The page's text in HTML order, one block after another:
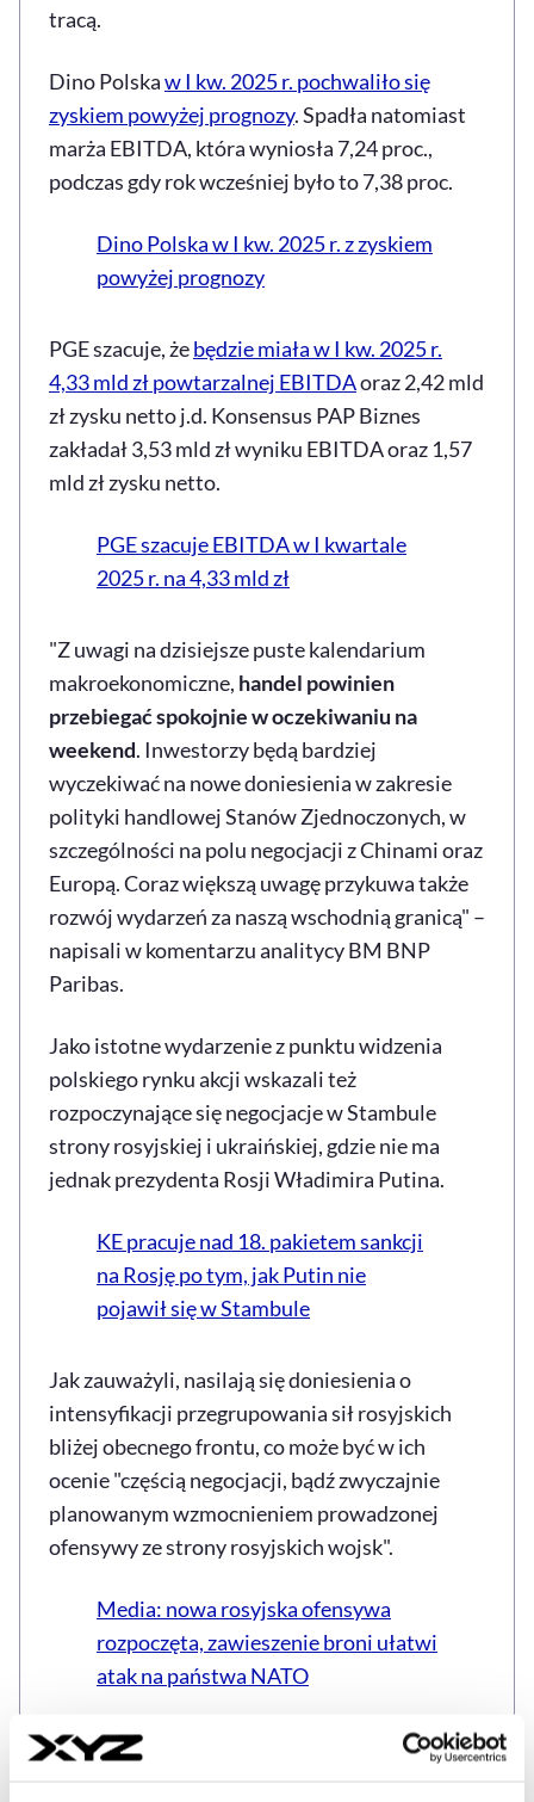
tracą.
Dino Polskaw I kw. 2025 r. pochwaliło się
zyskiem powyżej prognozy. Spadła natomiast
marża EBITDA, która wyniosła 7,24 proc.,
podczas gdy rok wcześniej było to 7,38 proc.
Dino Polska w I kw. 2025 r. z zyskiem
powyżej prognozy
PGE szacuje, żebędzie miała w I kw. 2025 r.
4,33 mld zł powtarzalnej EBITDAoraz 2,42 mld
zł zysku netto j.d. Konsensus PAP Biznes
zakładał 3,53 mld zł wyniku EBITDA oraz 1,57
mld zł zysku netto.
PGE szacuje EBITDA w I kwartale
2025 r. na 4,33 mld zł
"Z uwagi na dzisiejsze puste kalendarium
makroekonomiczne, handel powinien
przebiegać spokojnie w oczekiwaniu na
weekend. Inwestorzy będą bardziej
wyczekiwać na nowe doniesienia w zakresie
polityki handlowej Stanów Zjednoczonych, w
szczególności na polu negocjacji z Chinami oraz
Europą. Coraz większą uwagę przykuwa także
rozwój wydarzeń za naszą wschodnią granicą" –
napisali w komentarzu analitycy BM BNP
Paribas.
Jako istotne wydarzenie z punktu widzenia
polskiego rynku akcji wskazali też
rozpoczynające się negocjacje w Stambule
strony rosyjskiej i ukraińskiej, gdzie nie ma
jednak prezydenta Rosji Władimira Putina.
KE pracuje nad 18. pakietem sankcji
na Rosję po tym, jak Putin nie
pojawił się w Stambule
Jak zauważyli, nasilają się doniesienia o
intensyfikacji przegrupowania sił rosyjskich
bliżej obecnego frontu, co może być w ich
ocenie "częścią negocjacji, bądź zwyczajnie
planowanym wzmocnieniem prowadzonej
ofensywy ze strony rosyjskich wojsk".
Media: nowa rosyjska ofensywa
rozpoczęta, zawieszenie broni ułatwi
atak na państwa NATO